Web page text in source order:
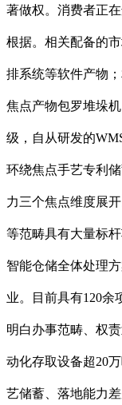
著做权。消费者正
根据。相关配备的
排系统等软件产物
焦点产物包罗堆垛
级，自从研发的
环绕焦点手艺专利
力三个焦点维度展
等范畴具有大量标
智能仓储全体处理
业。目前具有120余
明白办事范畴、权
动化存取设备超20
艺储蓄、落地能力